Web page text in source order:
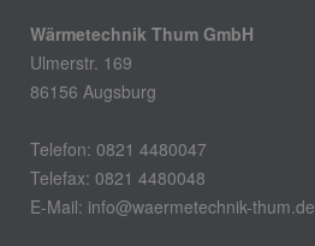
Wärmetechnik Thum GmbH
Ulmerstr. 169
86156 Augsburg
Telefon: 0821 4480047
Telefax: 0821 4480048
E-Mail: info@waermetechnik-thum.de